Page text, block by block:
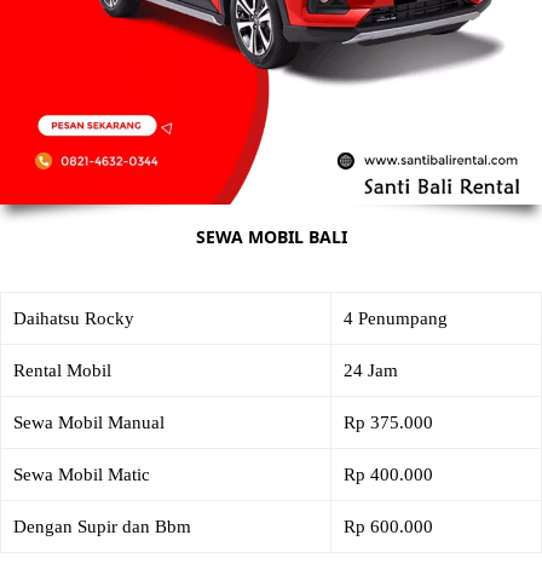
SEWA MOBIL BALI
Daihatsu Rocky 4 Penumpang
Rental Mobil 24 Jam
Sewa Mobil Manual Rp 375.000
Sewa Mobil Matic Rp 400.000
Dengan Supir dan Bbm Rp 600.000